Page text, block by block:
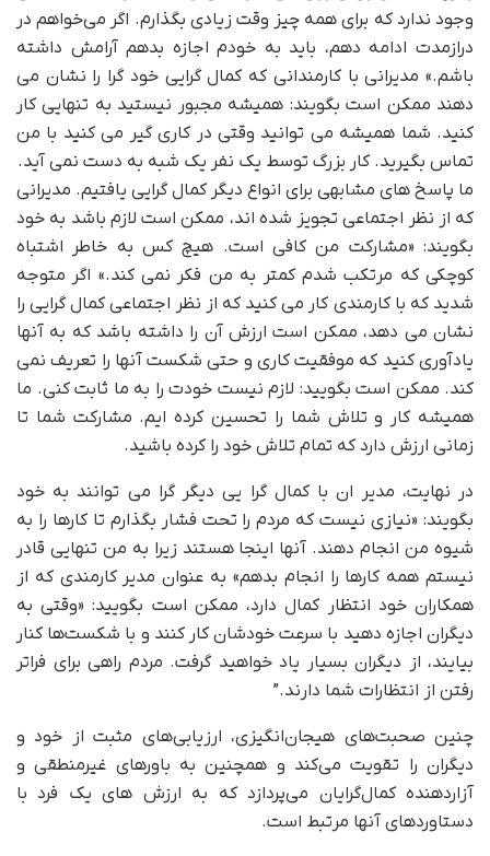
وجود ندارد که برای همه چیز وقت زیادی بگذارم. اگر می‌خواهم در
درازمدت ادامه دهم، باید به خودم اجازه بدهم آرامش داشته
باشم.» مدیرانی با کارمندانی که کمال گرایی خود گرا را نشان می
دهند ممکن است بگویند: همیشه مجبور نیستید به تنهایی کار
کنید. شما همیشه می توانید وقتی در کاری گیر می کنید با من
تماس بگیرید. کار بزرگ توسط یک نفر یک شبه به دست نمی آید.
ما پاسخ های مشابهی برای انواع دیگر کمال گرایی یافتیم. مدیرانی
که از نظر اجتماعی تجویز شده اند، ممکن است لازم باشد به خود
بگویند: «مشارکت من کافی است. هیچ کس به خاطر اشتباه
کوچکی که مرتکب شدم کمتر به من فکر نمی کند.» اگر متوجه
شدید که با کارمندی کار می کنید که از نظر اجتماعی کمال گرایی را
نشان می دهد، ممکن است ارزش آن را داشته باشد که به آنها
یادآوری کنید که موفقیت کاری و حتی شکست آنها را تعریف نمی
کند. ممکن است بگویید: لازم نیست خودت را به ما ثابت کنی. ما
همیشه کار و تلاش شما را تحسین کرده ایم. مشارکت شما تا
زمانی ارزش دارد که تمام تلاش خود را کرده باشید.
در نهایت، مدیر ان با کمال گرا یی دیگر گرا می توانند به خود
بگویند: «نیازی نیست که مردم را تحت فشار بگذارم تا کارها را به
شیوه من انجام دهند. آنها اینجا هستند زیرا به من تنهایی قادر
نیستم همه کارها را انجام بدهم» به عنوان مدیر کارمندی که از
همکاران خود انتظار کمال دارد، ممکن است بگویید: «وقتی به
دیگران اجازه دهید با سرعت خودشان کار کنند و با شکست‌ها کنار
بیایند، از دیگران بسیار یاد خواهید گرفت. مردم راهی برای فراتر
رفتن از انتظارات شما دارند.”
چنین صحبت‌های هیجان‌انگیزی، ارزیابی‌های مثبت از خود و
دیگران را تقویت می‌کند و همچنین به باورهای غیرمنطقی و
آزاردهنده کمال‌گرایان می‌پردازد که به ارزش های یک فرد با
دستاوردهای آنها مرتبط است.